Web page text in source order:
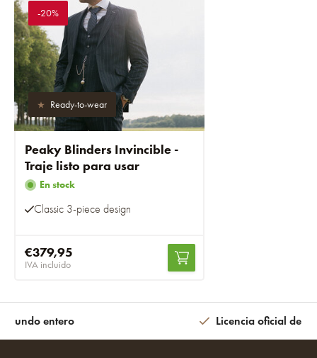
-20%
Ready-to-wear
Peaky Blinders Invincible -
Traje listo para usar
En stock
Classic 3-piece design
€379,95
IVA incluido
mundo entero Licencia oficial de